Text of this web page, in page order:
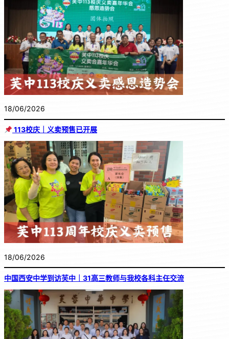
18/06/2026
113校庆｜义卖预售已开展
18/06/2026
中国西安中学到访芙中｜31高三教师与我校各科主任交流